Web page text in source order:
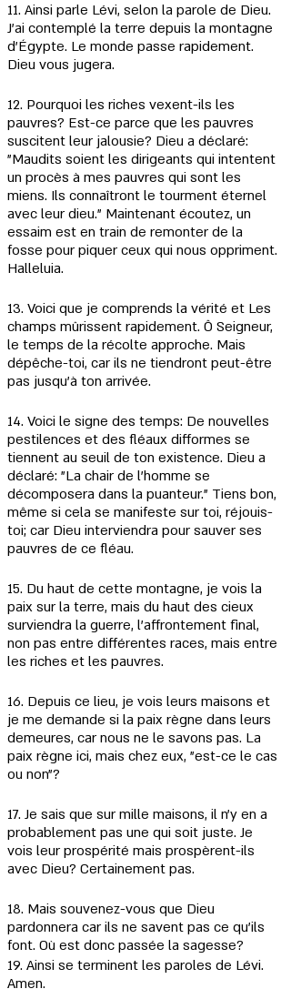
11. Ainsi parle Lévi, selon la parole de Dieu.
J'ai contemplé la terre depuis la montagne
d'Égypte. Le monde passe rapidement.
Dieu vous jugera.
12. Pourquoi les riches vexent-ils les
pauvres? Est-ce parce que les pauvres
suscitent leur jalousie? Dieu a déclaré:
"Maudits soient les dirigeants qui intentent
un procès à mes pauvres qui sont les
miens. Ils connaîtront le tourment éternel
avec leur dieu." Maintenant écoutez, un
essaim est en train de remonter de la
fosse pour piquer ceux qui nous oppriment.
Halleluia.
13. Voici que je comprends la vérité et Les
champs mûrissent rapidement. Ô Seigneur,
le temps de la récolte approche. Mais
dépêche-toi, car ils ne tiendront peut-être
pas jusqu'à ton arrivée.
14. Voici le signe des temps: De nouvelles
pestilences et des fléaux difformes se
tiennent au seuil de ton existence. Dieu a
déclaré: "La chair de l'homme se
décomposera dans la puanteur." Tiens bon,
même si cela se manifeste sur toi, réjouis-
toi; car Dieu interviendra pour sauver ses
pauvres de ce fléau.
15. Du haut de cette montagne, je vois la
paix sur la terre, mais du haut des cieux
surviendra la guerre, l'affrontement final,
non pas entre différentes races, mais entre
les riches et les pauvres.
16. Depuis ce lieu, je vois leurs maisons et
je me demande si la paix règne dans leurs
demeures, car nous ne le savons pas. La
paix règne ici, mais chez eux, "est-ce le cas
ou non"?
17. Je sais que sur mille maisons, il n'y en a
probablement pas une qui soit juste. Je
vois leur prospérité mais prospèrent-ils
avec Dieu? Certainement pas.
18. Mais souvenez-vous que Dieu
pardonnera car ils ne savent pas ce qu'ils
font. Où est donc passée la sagesse?
19. Ainsi se terminent les paroles de Lévi.
Amen.